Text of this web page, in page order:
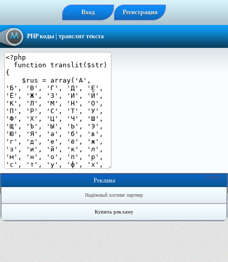
Вход Регистрация
PHP коды| транслит текста
Онлайн: 1
Реклама
Надёжный хостинг партнер
Купить рекламу